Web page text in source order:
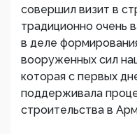
совершил визит в
традиционно очень
в деле
вооруженных сил
которая с первых
поддерживала
строительства в